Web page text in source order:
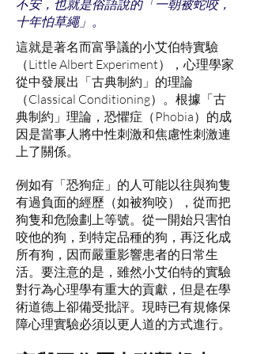
不安，也就是俗語說的「一朝被蛇咬，
十年怕草繩」。
這就是著名而富爭議的小艾伯特實驗
（Little Albert Experiment），心理學家
從中發展出「古典制約」的理論
（Classical Conditioning）。根據「古
典制約」理論，恐懼症（Phobia）的成
因是當事人將中性刺激和焦慮性刺激連
上了關係。
例如有「恐狗症」的人可能以往與狗隻
有過負面的經歷（如被狗咬），從而把
狗隻和危險劃上等號。從一開始只害怕
咬他的狗，到特定品種的狗，再泛化成
所有狗，因而嚴重影響患者的日常生
活。要注意的是，雖然小艾伯特的實驗
對行為心理學有重大的貢獻，但是在學
術道德上卻備受批評。現時已有規條保
障心理實驗必須以更人道的方式進行。